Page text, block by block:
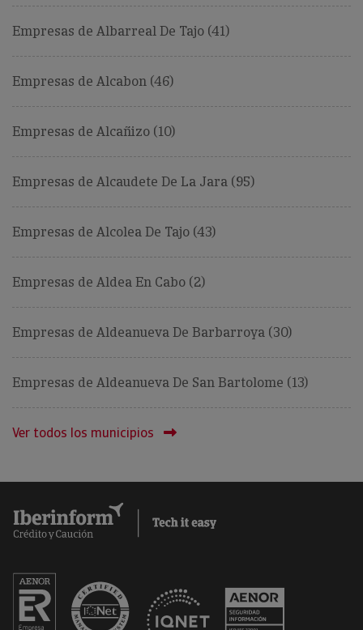
Empresas de Albarreal De Tajo (41)
Empresas de Alcabon (46)
Empresas de Alcañizo (10)
Empresas de Alcaudete De La Jara (95)
Empresas de Alcolea De Tajo (43)
Empresas de Aldea En Cabo (2)
Empresas de Aldeanueva De Barbarroya (30)
Empresas de Aldeanueva De San Bartolome (13)
Ver todos los municipios